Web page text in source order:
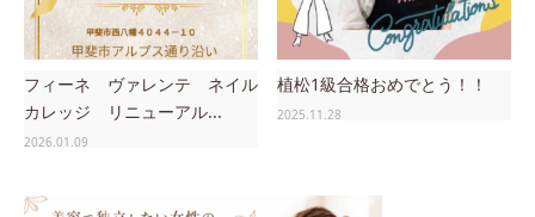
フィーネ ヴァレンテ ネイル
カレッジ リニューアル...
2026.01.09
植松1級合格おめでとう！！
2025.11.28